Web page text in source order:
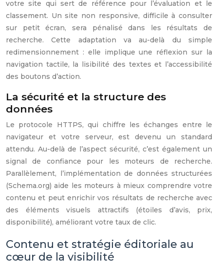
votre site qui sert de référence pour l’évaluation et le
classement. Un site non responsive, difficile à consulter
sur petit écran, sera pénalisé dans les résultats de
recherche. Cette adaptation va au-delà du simple
redimensionnement : elle implique une réflexion sur la
navigation tactile, la lisibilité des textes et l’accessibilité
des boutons d’action.
La sécurité et la structure des
données
Le protocole HTTPS, qui chiffre les échanges entre le
navigateur et votre serveur, est devenu un standard
attendu. Au-delà de l’aspect sécurité, c’est également un
signal de confiance pour les moteurs de recherche.
Parallèlement, l’implémentation de données structurées
(Schema.org) aide les moteurs à mieux comprendre votre
contenu et peut enrichir vos résultats de recherche avec
des éléments visuels attractifs (étoiles d’avis, prix,
disponibilité), améliorant votre taux de clic.
Contenu et stratégie éditoriale au
cœur de la visibilité